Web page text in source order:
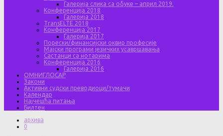
Галерија слика са обуке – април 2019.
Конференција 2018
Галерија 2018
TransELTE 2018
Конференција 2017
Галерија 2017
Порески/финансијски оквир професије
Мајски програми језичких усавршавања
Састанци са нотарима
Конференција 2016
Галерија 2016
ОМНИГЛОСАР
Закони
Активни судски преводиоци/тумачи
Календар
Најчешћа питања
Билтен
архива
0